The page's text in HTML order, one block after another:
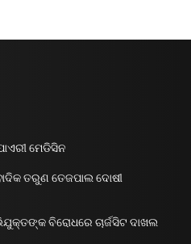
ମେଡିସିନ
ତରୁଣ ତେଜପାଲ ଦୋଷୀ
ବିରୋଧରେ ଚାର୍ଜସିଟ ଦାଖଲ